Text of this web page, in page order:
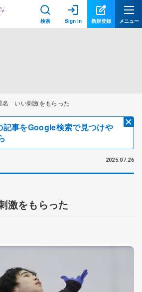
検索 Sign in 新規登録 メニュー
名 いい刺激をもらった
事をGoogle検索で見つけや
2025.07.26
激をもらった